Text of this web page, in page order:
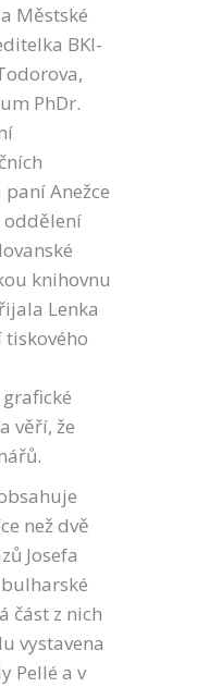
Městské
BKI-
PhDr.
Anežce
oddělení
knihovnu
Lenka
tiskového
věří, že
než dvě
Josefa
část z nich
vystavena
Pellé a v